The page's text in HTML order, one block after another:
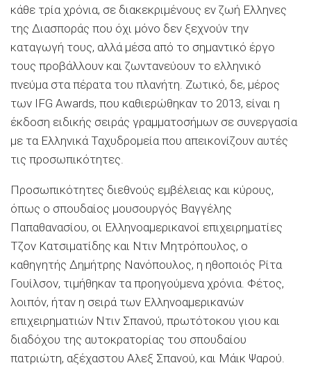
κάθε τρία χρόνια, σε διακεκριμένους εν ζωή Ελληνες
της Διασποράς που όχι μόνο δεν ξεχνούν την
καταγωγή τους, αλλά μέσα από το σημαντικό έργο
τους προβάλλουν και ζωντανεύουν το ελληνικό
πνεύμα στα πέρατα του πλανήτη. Ζωτικό, δε, μέρος
των IFG Awards, που καθιερώθηκαν το 2013, είναι η
έκδοση ειδικής σειράς γραμματοσήμων σε συνεργασία
με τα Ελληνικά Ταχυδρομεία που απεικονίζουν αυτές
τις προσωπικότητες.
Προσωπικότητες διεθνούς εμβέλειας και κύρους,
όπως ο σπουδαίος μουσουργός Βαγγέλης
Παπαθανασίου, οι Ελληνοαμερικανοί επιχειρηματίες
Τζον Κατσιματίδης και Ντιν Μητρόπουλος, ο
καθηγητής Δημήτρης Νανόπουλος, η ηθοποιός Ρίτα
Γουίλσον, τιμήθηκαν τα προηγούμενα χρόνια. Φέτος,
λοιπόν, ήταν η σειρά των Ελληνοαμερικανών
επιχειρηματιών Ντιν Σπανού, πρωτότοκου γιου και
διαδόχου της αυτοκρατορίας του σπουδαίου
πατριώτη, αξέχαστου Αλεξ Σπανού, και Μάικ Ψαρού.